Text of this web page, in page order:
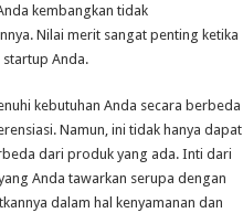
kembangkan tidak
Nilai merit sangat penting ketika
Anda.
kebutuhan Anda secara berbeda
Namun, ini tidak hanya dapat
dari produk yang ada. Inti dari
Anda tawarkan serupa dengan
dalam hal kenyamanan dan